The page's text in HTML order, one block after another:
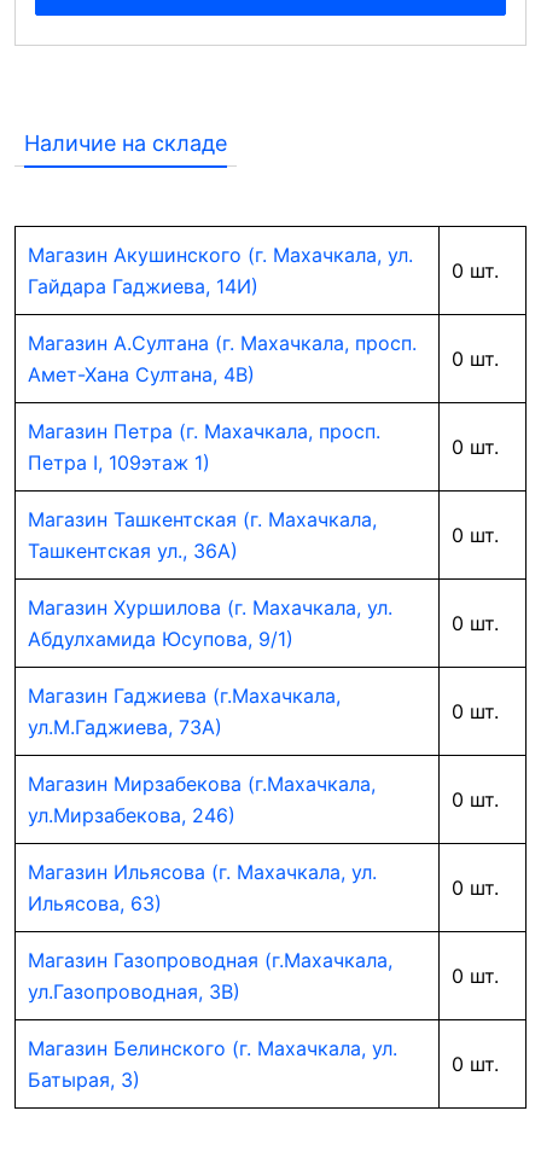
Наличие на складе
Магазин Акушинского (г. Махачкала, ул.
Гайдара Гаджиева, 14И)
0 шт.
Магазин А.Султана (г. Махачкала, просп.
Амет-Хана Султана, 4В)
0 шт.
Магазин Петра (г. Махачкала, просп.
Петра I, 109этаж 1)
0 шт.
Магазин Ташкентская (г. Махачкала,
Ташкентская ул., 36А)
0 шт.
Магазин Хуршилова (г. Махачкала, ул.
Абдулхамида Юсупова, 9/1)
0 шт.
Магазин Гаджиева (г.Махачкала,
ул.М.Гаджиева, 73А)
0 шт.
Магазин Мирзабекова (г.Махачкала,
ул.Мирзабекова, 246)
0 шт.
Магазин Ильясова (г. Махачкала, ул.
Ильясова, 63)
0 шт.
Магазин Газопроводная (г.Махачкала,
ул.Газопроводная, 3В)
0 шт.
Магазин Белинского (г. Махачкала, ул.
Батырая, 3)
0 шт.